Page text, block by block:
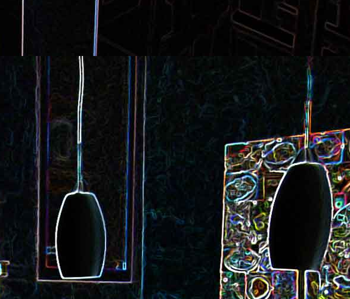
aux deux olives
Cake au saucisson sec et aux Cookie géant aux pépites de
chocolat et au miel